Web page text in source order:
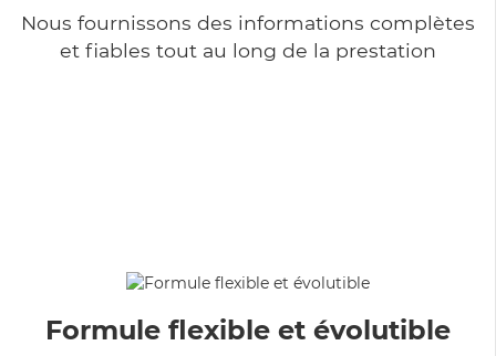
Nous fournissons des informations complètes
et fiables tout au long de la prestation
Formule flexible et évolutible